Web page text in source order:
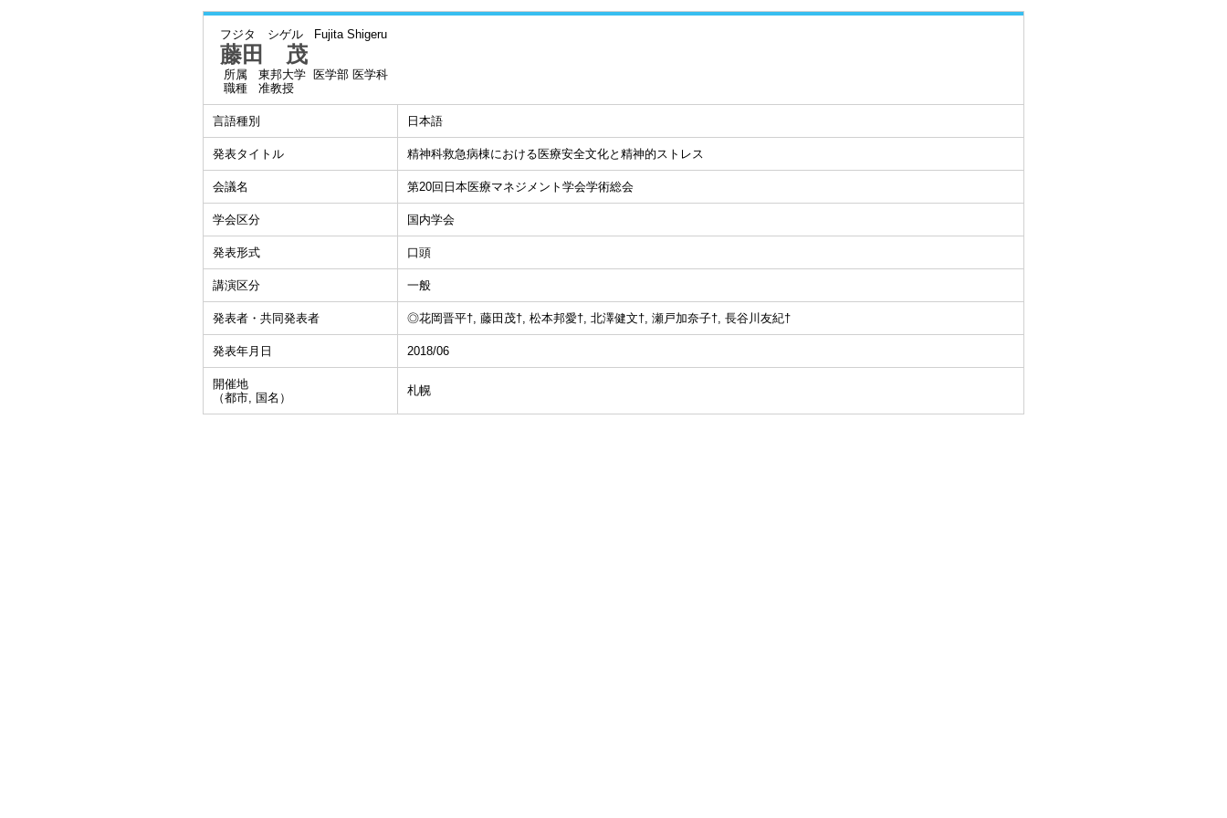
フジタ シゲル Fujita Shigeru
藤田 茂
所属
東邦大学 医学部 医学科
職種
准教授
言語種別 日本語
発表タイトル 精神科救急病棟における医療安全文化と精神的ストレス
会議名 第20回日本医療マネジメント学会学術総会
学会区分 国内学会
発表形式 口頭
講演区分 一般
発表者・共同発表者 ◎花岡晋平†, 藤田茂†, 松本邦愛†, 北澤健文†, 瀬戸加奈子†, 長谷川友紀†
発表年月日 2018/06
開催地
（都市, 国名）
札幌